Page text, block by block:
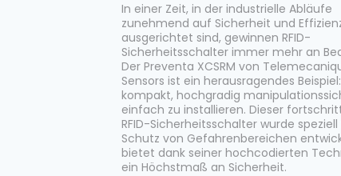
In einer Zeit, in der industrielle Abläufe
zunehmend auf Sicherheit und
ausgerichtet sind, gewinnen RFID-
Sicherheitsschalter immer mehr an
Der Preventa XCSRM von
Sensors ist ein herausragendes Beispiel:
kompakt, hochgradig
einfach zu installieren. Dieser
RFID-Sicherheitsschalter wurde
Schutz von Gefahrenbereichen
bietet dank seiner hochcodierten
ein Höchstmaß an Sicherheit.